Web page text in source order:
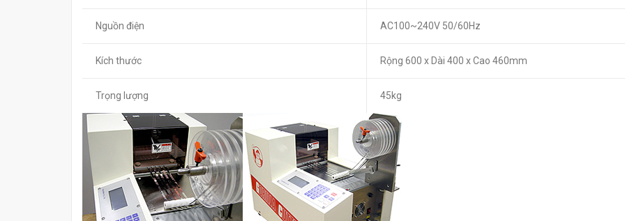
Nguồn điện AC100~240V 50/60Hz
Kích thước Rộng 600 x Dài 400 x Cao 460mm
Trọng lượng 45kg